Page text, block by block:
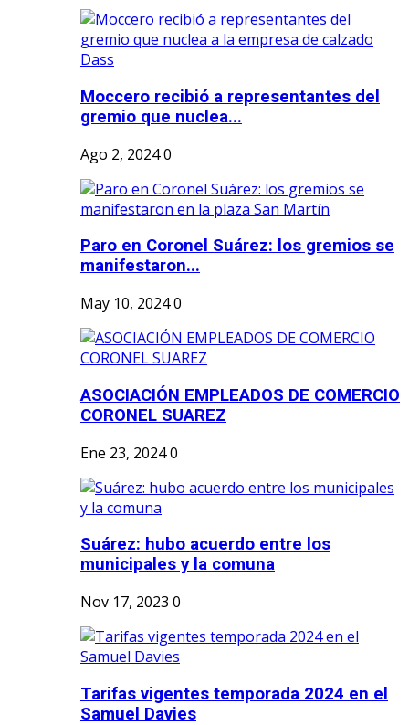
Moccero recibió a representantes del
gremio que nuclea...
Ago 2, 20240
Paro en Coronel Suárez: los gremios se
manifestaron...
May 10, 20240
ASOCIACIÓN EMPLEADOS DE COMERCIO
CORONEL SUAREZ
Ene 23, 20240
Suárez: hubo acuerdo entre los
municipales y la comuna
Nov 17, 2023 0
Tarifas vigentes temporada 2024 en el
Samuel Davies